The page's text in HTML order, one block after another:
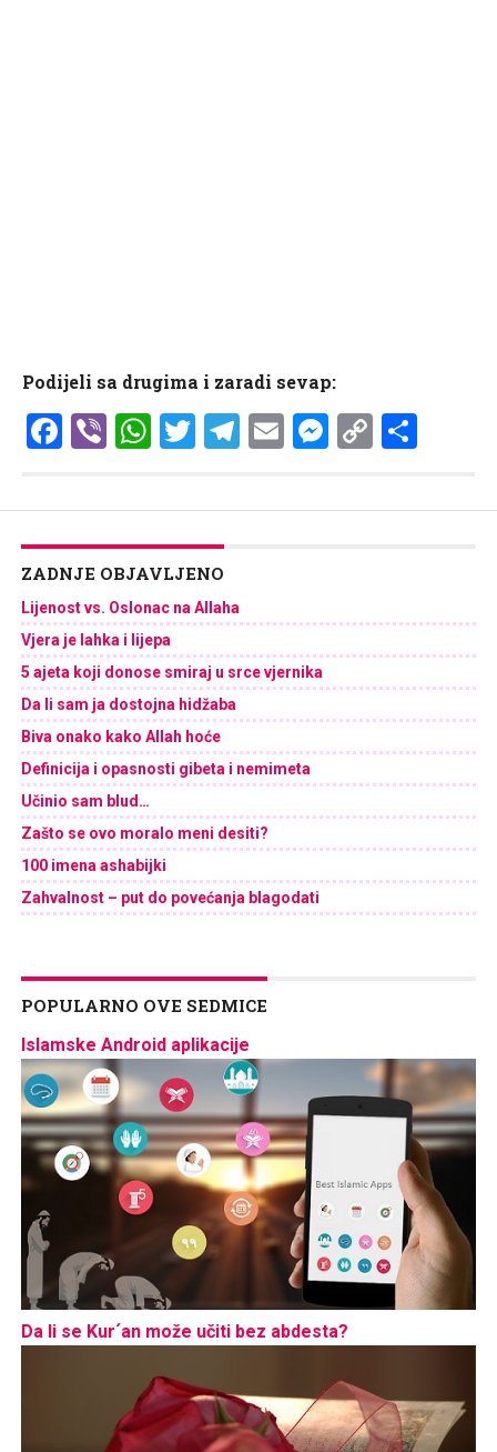
Podijeli sa drugima i zaradi sevap:
Facebook
ViberWhatsApp
Twitter
Telegram
EmailCopy
ZADNJE OBJAVLJENO
Lijenost vs. Oslonac na Allaha
Vjera je lahka i lijepa
5 ajeta koji donose smiraj u srce vjernika
Da li sam ja dostojna hidžaba
Biva onako kako Allah hoće
Definicija i opasnosti gibeta i nemimeta
Učinio sam blud…
Zašto se ovo moralo meni desiti?
100 imena ashabijki
Zahvalnost – put do povećanja blagodati
POPULARNO OVE SEDMICE
Islamske Android aplikacije
Da li se Kur´an može učiti bez abdesta?